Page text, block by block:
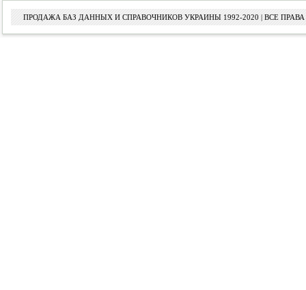
ПРОДАЖА БАЗ ДАННЫХ И СПРАВОЧНИКОВ УКРАИНЫ 1992-2020 | ВСЕ